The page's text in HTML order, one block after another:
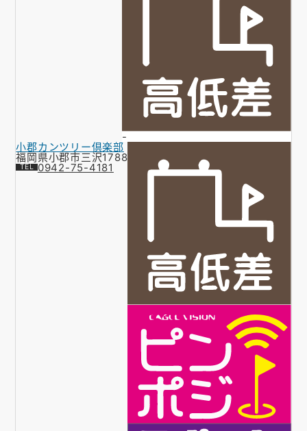
-
小郡カンツリー倶楽部
福岡県小郡市三沢1788
0942-75-4181